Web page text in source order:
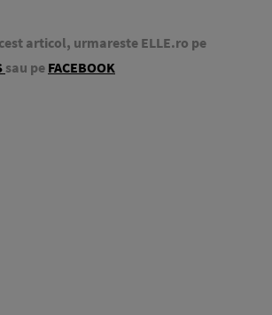
articol, urmareste ELLE.ro pe
sau pe FACEBOOK